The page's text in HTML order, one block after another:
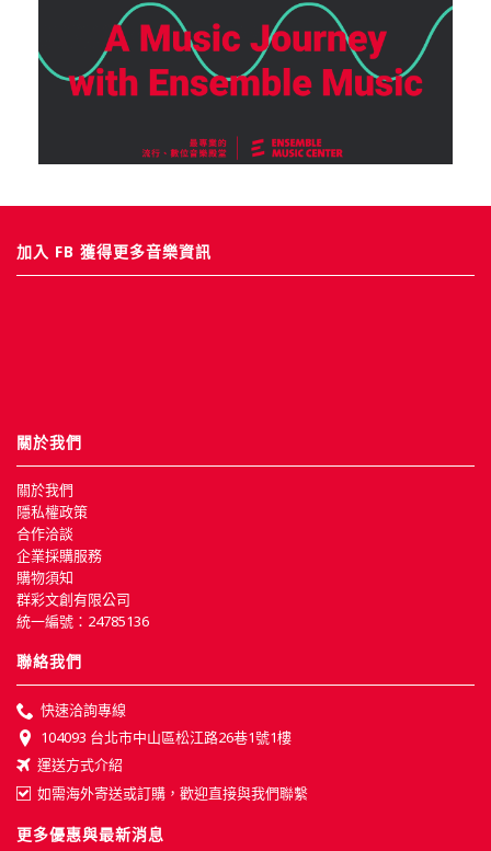
加入 FB 獲得更多音樂資訊
關於我們
關於我們
隱私權政策
合作洽談
企業採購服務
購物須知
群彩文創有限公司
統一編號：24785136
聯絡我們
快速洽詢專線
104093 台北市中山區松江路26巷1號1樓
運送方式介紹
如需海外寄送或訂購，歡迎直接與我們聯繫
更多優惠與最新消息